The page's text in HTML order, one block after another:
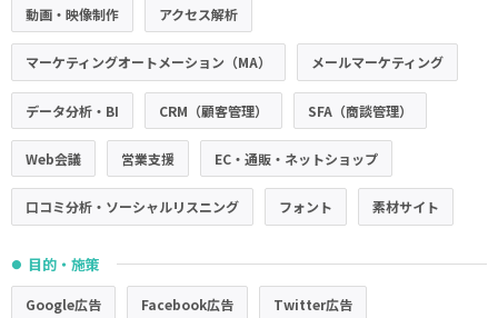
動画・映像制作 アクセス解析
マーケティングオートメーション（MA） メールマーケティング
データ分析・BI CRM（顧客管理） SFA（商談管理）
Web会議 営業支援 EC・通販・ネットショップ
口コミ分析・ソーシャルリスニング フォント 素材サイト
● 目的・施策
Google広告 Facebook広告 Twitter広告